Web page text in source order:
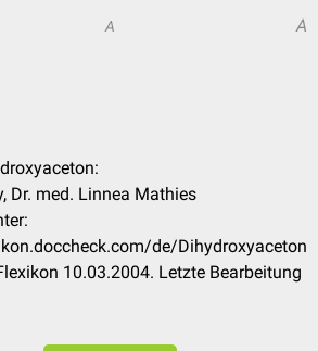
A A
Dr. med. Linnea Mathies
de/Dihydroxyaceton
10.03.2004. Letzte Bearbeitung